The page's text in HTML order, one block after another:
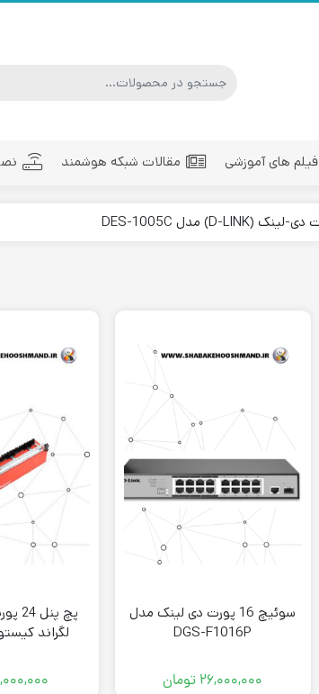
پچ کورد فیبرنوری ماژول فیبر نوری
فیلم های آموزشی مقالات شبکه هوشمند
سوئیچ 16 پورت دی لینک مدل
DGS-F1016P
۲۶,۰۰۰,۰۰۰ تومان